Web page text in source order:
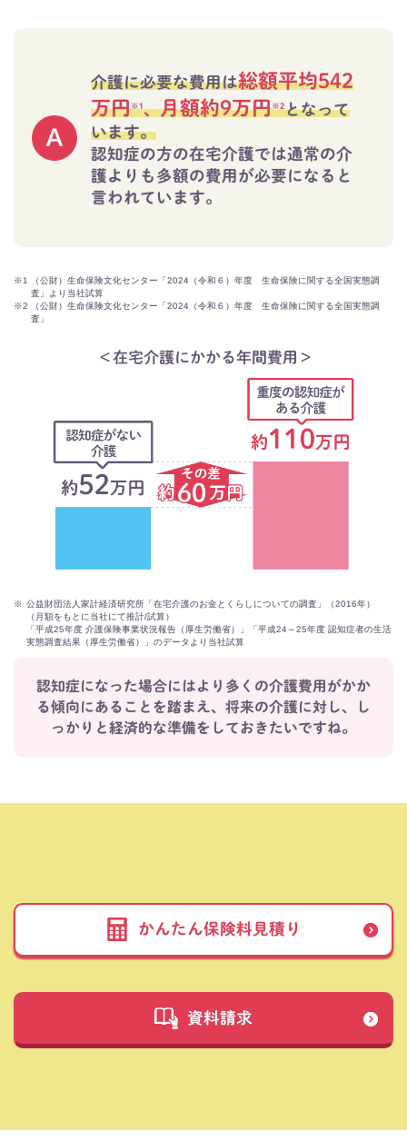
介護に必要な費用は総額平均542
万円※1、月額約9万円※2となって
います。
認知症の方の在宅介護では通常の介
護よりも多額の費用が必要になると
言われています。
※1 （公財）生命保険文化センター「2024（令和６）年度 生命保険に関する全国実態調
査」より当社試算
※2 （公財）生命保険文化センター「2024（令和６）年度 生命保険に関する全国実態調
査」
※ 公益財団法人家計経済研究所「在宅介護のお金とくらしについての調査」（2016年）
（月額をもとに当社にて推計/試算）
​「平成25年度 介護保険事業状況報告（厚生労働省）」「平成24～25年度 認知症者の生活
実態調査結果（厚生労働省）」のデータより​当社試算​
認知症になった場合にはより多くの介護費用がかか
る傾向にあることを踏まえ、将来の介護に対し、し
っかりと経済的な準備をしておきたいですね。
かんたん保険料見積り
資料請求